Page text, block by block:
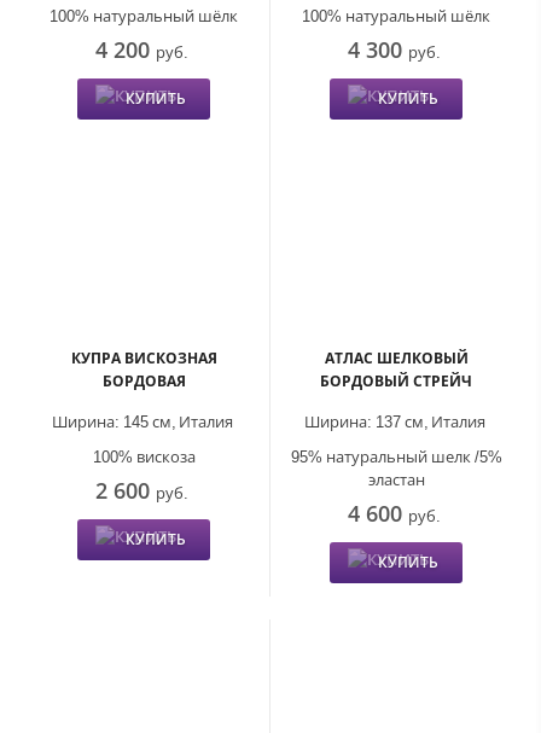
100% натуральный шёлк
4 200 руб.
КУПИТЬ
100% натуральный шёлк
4 300 руб.
КУПИТЬ
КУПРА ВИСКОЗНАЯ
БОРДОВАЯ
Италия
Ширина: 145 см,
100% вискоза
2 600 руб.
КУПИТЬ
АТЛАС ШЕЛКОВЫЙ
БОРДОВЫЙ СТРЕЙЧ
Италия
Ширина: 137 см,
95% натуральный шелк /5%
эластан
4 600 руб.
КУПИТЬ